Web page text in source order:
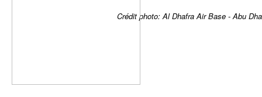
Crédit photo: Al Dhafra Air Base - Abu